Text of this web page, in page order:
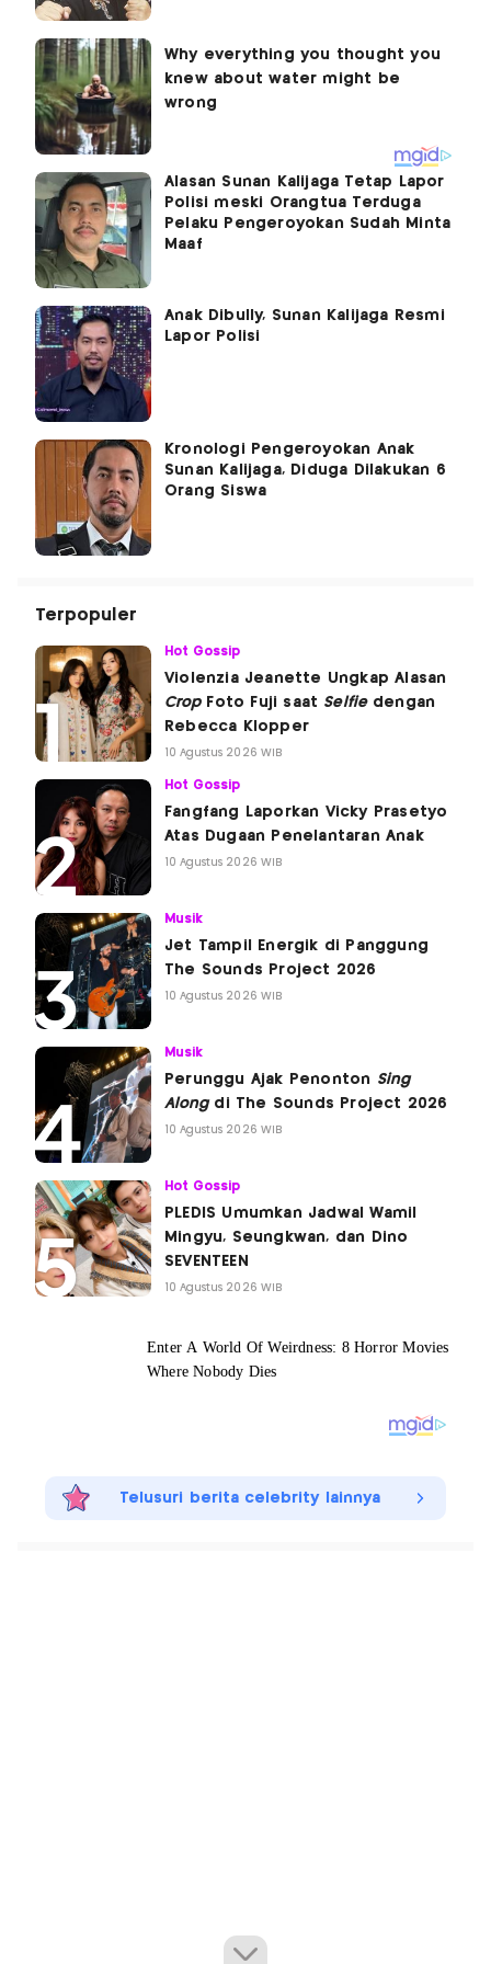
Alasan Sunan Kalijaga Tetap Lapor
Polisi meski Orangtua Terduga
Pelaku Pengeroyokan Sudah Minta
Maaf
Anak Dibully, Sunan Kalijaga Resmi
Lapor Polisi
Kronologi Pengeroyokan Anak
Sunan Kalijaga, Diduga Dilakukan 6
Orang Siswa
Terpopuler
Hot Gossip
Violenzia Jeanette Ungkap Alasan
CropFoto Fuji saat Selfiedengan
Rebecca Klopper
10 Agustus 2026 WIB
Hot Gossip
Fangfang Laporkan Vicky Prasetyo
Atas Dugaan Penelantaran Anak
10 Agustus 2026 WIB
Musik
Jet Tampil Energik di Panggung
The Sounds Project 2026
10 Agustus 2026 WIB
Musik
Perunggu Ajak Penonton Sing
Alongdi The Sounds Project 2026
10 Agustus 2026 WIB
Hot Gossip
PLEDIS Umumkan Jadwal Wamil
Mingyu, Seungkwan, dan Dino
SEVENTEEN
10 Agustus 2026 WIB
Telusuri berita celebrity lainnya